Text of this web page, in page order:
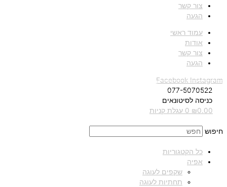
צור קשר
הגעה
עמוד ראשי
אודות
צור קשר
הגעה
Facebook Instagram
077-5070522
כניסה לסיטונאים
₪0.00
0 עגלת קניות
חיפוש
כל הקטגוריות
אפיה
שקפים לעוגה
תחתיות לעוגה